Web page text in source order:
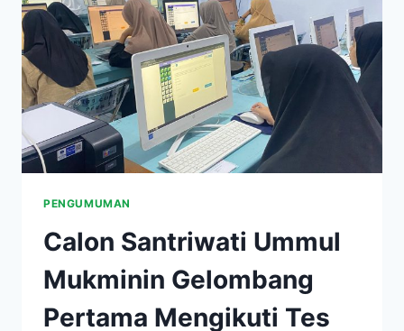
PENGUMUMAN
Calon Santriwati Ummul
Mukminin Gelombang
Pertama Mengikuti Tes